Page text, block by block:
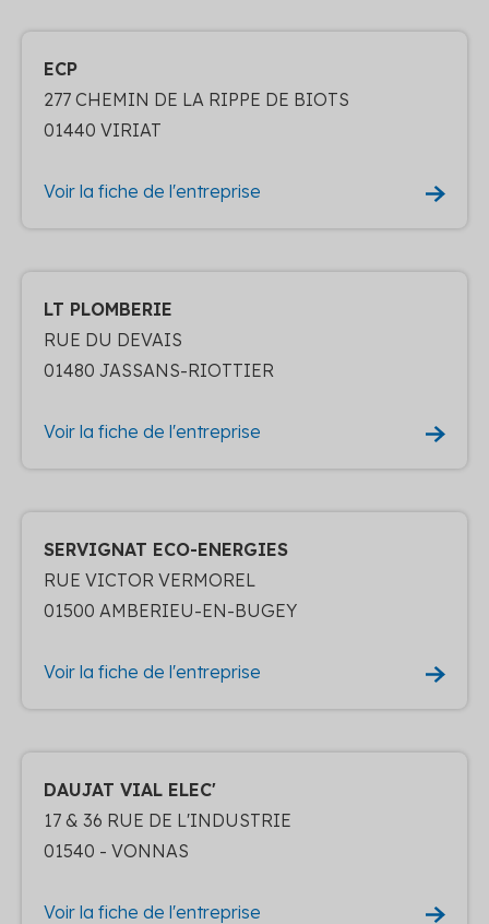
ECP
277 CHEMIN DE LA RIPPE DE BIOTS
01440 VIRIAT
Voir la fiche de l'entreprise
LT PLOMBERIE
RUE DU DEVAIS
01480 JASSANS-RIOTTIER
Voir la fiche de l'entreprise
SERVIGNAT ECO-ENERGIES
RUE VICTOR VERMOREL
01500 AMBERIEU-EN-BUGEY
Voir la fiche de l'entreprise
DAUJAT VIAL ELEC'
17 & 36 RUE DE L'INDUSTRIE
01540 - VONNAS
Voir la fiche de l'entreprise